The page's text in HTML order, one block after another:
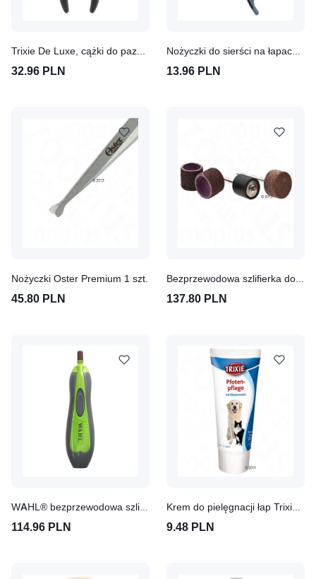
32.96 PLN 13.96 PLN
Nożyczki Oster Premium 1 szt.
45.80 PLN 137.80 PLN
114.96 PLN 9.48 PLN